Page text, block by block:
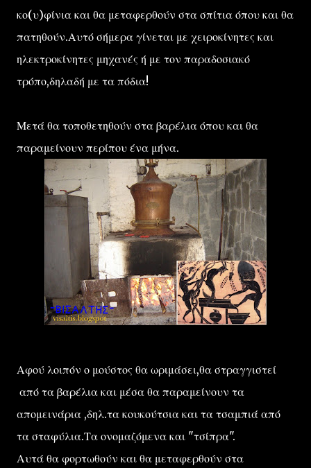
κο(υ)φίνια και θα μεταφερθούν στα σπίτια όπου και θα
πατηθούν.Αυτό σήμερα γίνεται με χειροκίνητες και
ηλεκτροκίνητες μηχανές ή με τον παραδοσιακό
τρόπο,δηλαδή με τα πόδια!
Μετά θα τοποθετηθούν στα βαρέλια όπου και θα
παραμείνουν περίπου ένα μήνα.
Αφού λοιπόν ο μούστος θα ωριμάσει,θα στραγγιστεί
από τα βαρέλια και μέσα θα παραμείνουν τα
απομεινάρια ,δηλ.τα κουκούτσια και τα τσαμπιά από
τα σταφύλια.Τα ονομαζόμενα και "τσίπρα".
Αυτά θα φορτωθούν και θα μεταφερθούν στα